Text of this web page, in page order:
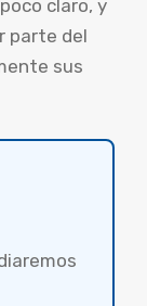
claro, y
parte del
sus